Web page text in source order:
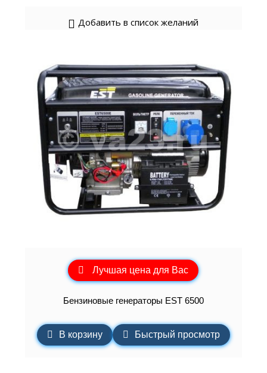
Добавить в список желаний
Лучшая цена для Вас
Бензиновые генераторы EST 6500
В корзину Быстрый просмотр